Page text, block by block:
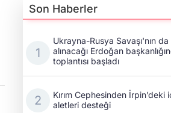
Son Haberler
Ukrayna-Rusya Savaşı'nın da
alınacağı Erdoğan
toplantısı başladı
Kırım Cephesinden İrpin’deki
aletleri desteği